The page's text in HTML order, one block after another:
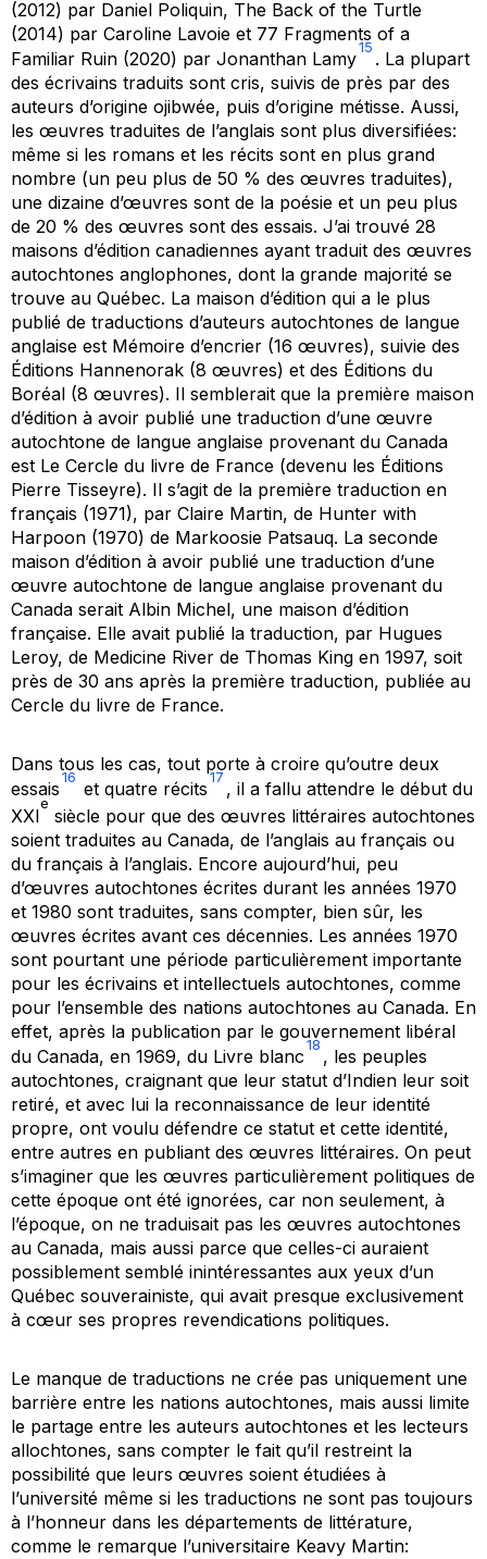
(2012) par Daniel Poliquin, The Back of the Turtle
(2014) par Caroline Lavoie et 77 Fragments of a
Familiar Ruin (2020) par Jonanthan Lamy
15
. La plupart
des écrivains traduits sont cris, suivis de près par des
auteurs d’origine ojibwée, puis d’origine métisse. Aussi,
les œuvres traduites de l’anglais sont plus diversifiées:
même si les romans et les récits sont en plus grand
nombre (un peu plus de 50 % des œuvres traduites),
une dizaine d’œuvres sont de la poésie et un peu plus
de 20 % des œuvres sont des essais. J’ai trouvé 28
maisons d’édition canadiennes ayant traduit des œuvres
autochtones anglophones, dont la grande majorité se
trouve au Québec. La maison d’édition qui a le plus
publié de traductions d’auteurs autochtones de langue
anglaise est Mémoire d’encrier (16 œuvres), suivie des
Éditions Hannenorak (8 œuvres) et des Éditions du
Boréal (8 œuvres). Il semblerait que la première maison
d’édition à avoir publié une traduction d’une œuvre
autochtone de langue anglaise provenant du Canada
est Le Cercle du livre de France (devenu les Éditions
Pierre Tisseyre). Il s’agit de la première traduction en
français (1971), par Claire Martin, de Hunter with
Harpoon (1970) de Markoosie Patsauq. La seconde
maison d’édition à avoir publié une traduction d’une
œuvre autochtone de langue anglaise provenant du
Canada serait Albin Michel, une maison d’édition
française. Elle avait publié la traduction, par Hugues
Leroy, de Medicine River de Thomas King en 1997, soit
près de 30 ans après la première traduction, publiée au
Cercle du livre de France.
Dans tous les cas, tout porte à croire qu’outre deux
essais
16
et quatre récits
17
, il a fallu attendre le début du
XXI
e
siècle pour que des œuvres littéraires autochtones
soient traduites au Canada, de l’anglais au français ou
du français à l’anglais. Encore aujourd’hui, peu
d’œuvres autochtones écrites durant les années 1970
et 1980 sont traduites, sans compter, bien sûr, les
œuvres écrites avant ces décennies. Les années 1970
sont pourtant une période particulièrement importante
pour les écrivains et intellectuels autochtones, comme
pour l’ensemble des nations autochtones au Canada. En
effet, après la publication par le gouvernement libéral
du Canada, en 1969, du Livre blanc
18
, les peuples
autochtones, craignant que leur statut d’Indien leur soit
retiré, et avec lui la reconnaissance de leur identité
propre, ont voulu défendre ce statut et cette identité,
entre autres en publiant des œuvres littéraires. On peut
s’imaginer que les œuvres particulièrement politiques de
cette époque ont été ignorées, car non seulement, à
l’époque, on ne traduisait pas les œuvres autochtones
au Canada, mais aussi parce que celles-ci auraient
possiblement semblé inintéressantes aux yeux d’un
Québec souverainiste, qui avait presque exclusivement
à cœur ses propres revendications politiques.
Le manque de traductions ne crée pas uniquement une
barrière entre les nations autochtones, mais aussi limite
le partage entre les auteurs autochtones et les lecteurs
allochtones, sans compter le fait qu’il restreint la
possibilité que leurs œuvres soient étudiées à
l’université même si les traductions ne sont pas toujours
à l’honneur dans les départements de littérature,
comme le remarque l’universitaire Keavy Martin: